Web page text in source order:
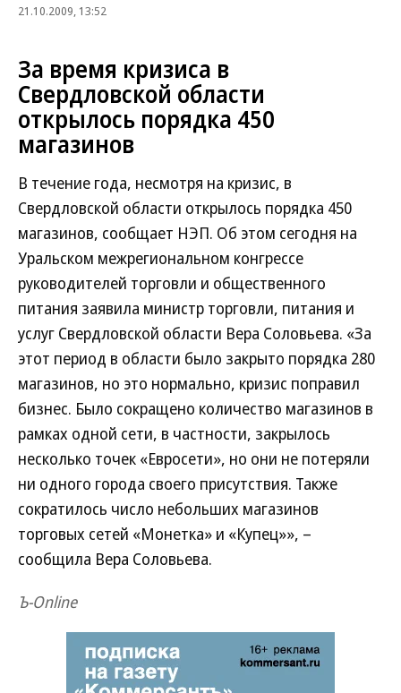
21.10.2009, 13:52
За время кризиса в
Свердловской области
открылось порядка 450
магазинов
В течение года, несмотря на кризис, в
Свердловской области открылось порядка 450
магазинов, сообщает НЭП. Об этом сегодня на
Уральском межрегиональном конгрессе
руководителей торговли и общественного
питания заявила министр торговли, питания и
услуг Свердловской области Вера Соловьева. «За
этот период в области было закрыто порядка 280
магазинов, но это нормально, кризис поправил
бизнес. Было сокращено количество магазинов в
рамках одной сети, в частности, закрылось
несколько точек «Евросети», но они не потеряли
ни одного города своего присутствия. Также
сократилось число небольших магазинов
торговых сетей «Монетка» и «Купец»», –
сообщила Вера Соловьева.
Ъ-Online